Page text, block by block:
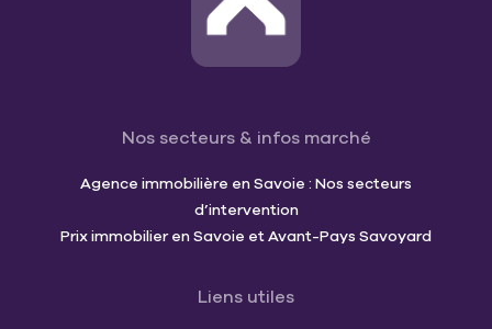
Nos secteurs & infos marché
Agence immobilière en Savoie : Nos secteurs
d’intervention
Prix immobilier en Savoie et Avant-Pays Savoyard
Liens utiles